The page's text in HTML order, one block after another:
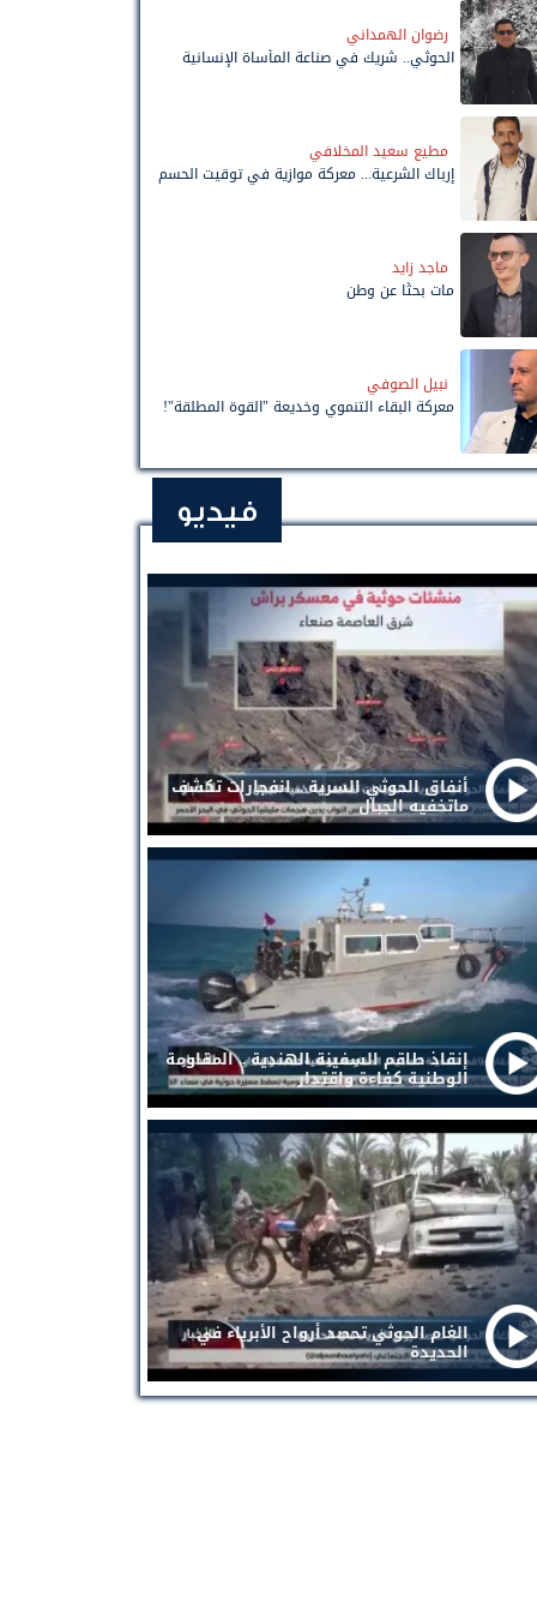
رضوان الهمداني
الحوثي.. شريك في صناعة المأساة الإنسانية
مطيع سعيد المخلافي
إرباك الشرعية... معركة موازية في توقيت الحسم
ماجد زايد
مات بحثًا عن وطن
نبيل الصوفي
معركة البقاء التنموي وخديعة "القوة المطلقة"!
فيديو
أنفاق الحوثي السرية .. انفجارات تكشف
ماتخفيه الجبال
إنقاذ طاقم السفينة الهندية .. المقاومة
الوطنية كفاءة واقتدار
الغام الحوثي تحصد أرواح الأبرياء في
الحديدة